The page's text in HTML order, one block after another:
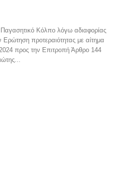
Κόλπο λόγω αδιαφορίας
προς την Επιτροπή Άρθρο 144